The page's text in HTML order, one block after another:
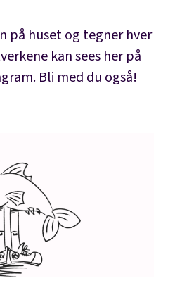
på huset og tegner hver
kan sees her på
Bli med du også!